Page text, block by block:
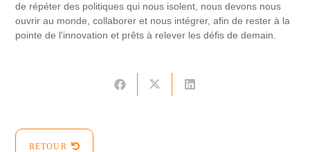
de répéter des politiques qui nous isolent, nous devons nous
ouvrir au monde, collaborer et nous intégrer, afin de rester à la
pointe de l'innovation et prêts à relever les défis de demain.
RETOUR